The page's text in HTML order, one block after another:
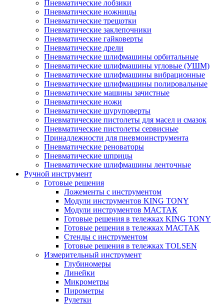
Пневматические лобзики
Пневматические ножницы
Пневматические трещотки
Пневматические заклепочники
Пневматические гайковерты
Пневматические дрели
Пневматические шлифмашины орбитальные
Пневматические шлифмашины угловые (УШМ)
Пневматические шлифмашины вибрационные
Пневматические шлифмашины полировальные
Пневматические машины зачистные
Пневматические ножи
Пневматические шуруповерты
Пневматические пистолеты для масел и смазок
Пневматические пистолеты сервисные
Принадлежности для пневмоинструмента
Пневматические реноваторы
Пневматические шприцы
Пневматические шлифмашины ленточные
Ручной инструмент
Готовые решения
Ложементы с инструментом
Модули инструментов KING TONY
Модули инструментов МАСТАК
Готовые решения в тележках KING TONY
Готовые решения в тележках МАСТАК
Стенды с инструментом
Готовые решения в тележках TOLSEN
Измерительный инструмент
Глубиномеры
Линейки
Микрометры
Пирометры
Рулетки